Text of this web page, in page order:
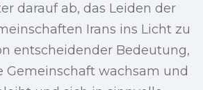
darauf ab, das Leiden der
Irans ins Licht zu
entscheidender Bedeutung,
Gemeinschaft wachsam und